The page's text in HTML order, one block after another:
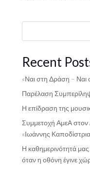
Recent
«Ναι στη Δράση – Ναι
Παρέλαση
Η επίδραση της
Συμμετοχή ΑμεΑ
«Ιωάννης
Η καθημερινότητά
όταν η οθόνη έγινε